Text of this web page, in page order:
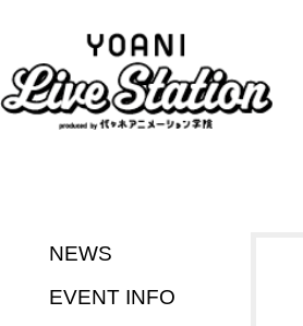
NEWS
EVENT INFO